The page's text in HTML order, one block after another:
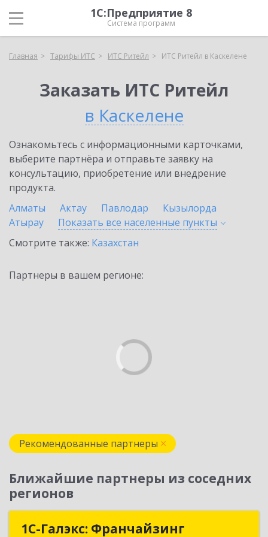
1С:Предприятие 8
Система программ
Главная Тарифы ИТС ИТС Ритейл ИТС Ритейл в Каскелене
Заказать ИТС Ритейл
в Каскелене
Ознакомьтесь с информационными карточками,
выберите партнёра и отправьте заявку на
консультацию, приобретение или внедрение
продукта.
Алматы
Актау Павлодар
Кызылорда
Атырау
Показать все населенные пункты
Смотрите также: Казахстан
Партнеры в вашем регионе:
Рекомендованные партнеры
Ближайшие партнеры из соседних
регионов
1С-Галэкс: Франчайзинг
1С-Галэкс: Франчайзинг